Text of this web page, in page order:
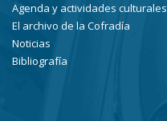
Agenda y actividades culturales
El archivo de la Cofradía
Noticias
Bibliografía